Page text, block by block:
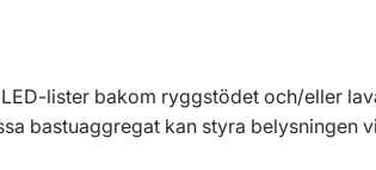
lister bakom ryggstödet och/eller
bastuaggregat kan styra belysningen